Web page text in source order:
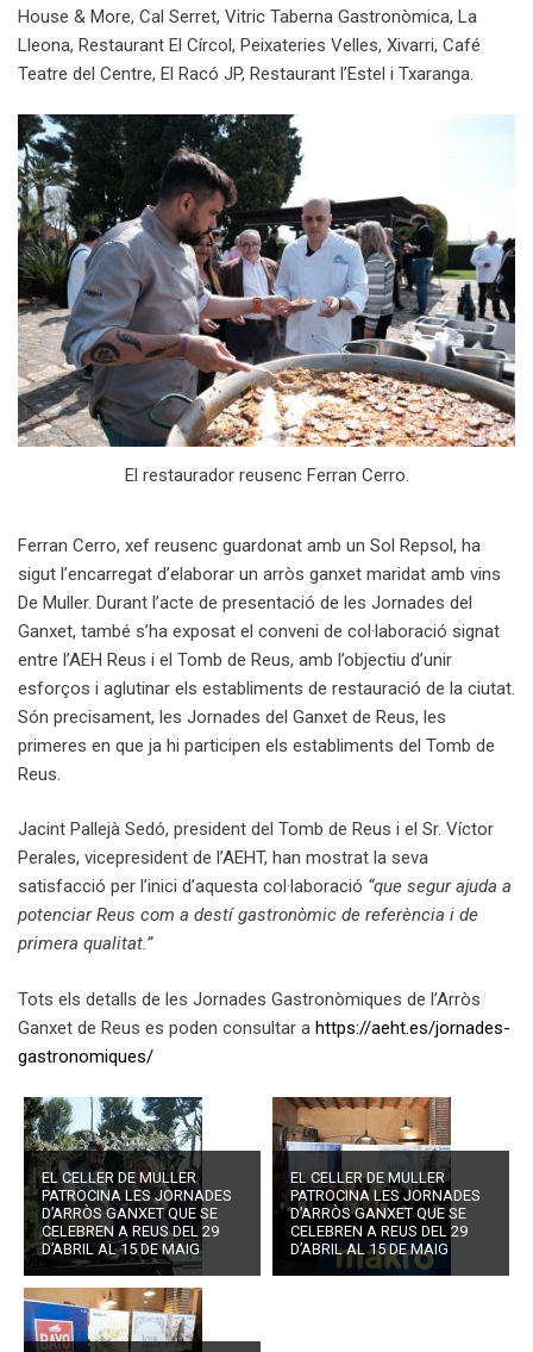
House & More, Cal Serret, Vitric Taberna Gastronòmica, La
Lleona, Restaurant El Círcol, Peixateries Velles, Xivarri, Café
Teatre del Centre, El Racó JP, Restaurant l’Estel i Txaranga.
El restaurador reusenc Ferran Cerro.
Ferran Cerro, xef reusenc guardonat amb un Sol Repsol, ha
sigut l’encarregat d’elaborar un arròs ganxet maridat amb vins
De Muller. Durant l’acte de presentació de les Jornades del
Ganxet, també s’ha exposat el conveni de col·laboració signat
entre l’AEH Reus i el Tomb de Reus, amb l’objectiu d’unir
esforços i aglutinar els establiments de restauració de la ciutat.
Són precisament, les Jornades del Ganxet de Reus, les
primeres en que ja hi participen els establiments del Tomb de
Reus.
Jacint Pallejà Sedó, president del Tomb de Reus i el Sr. Víctor
Perales, vicepresident de l’AEHT, han mostrat la seva
satisfacció per l’inici d’aquesta col·laboració “que segur ajuda a
potenciar Reus com a destí gastronòmic de referència i de
primera qualitat.”
Tots els detalls de les Jornades Gastronòmiques de l’Arròs
Ganxet de Reus es poden consultar a https://aeht.es/jornades-
gastronomiques/
EL CELLER DE MULLER
PATROCINA LES JORNADES
D’ARRÒS GANXET QUE SE
CELEBREN A REUS DEL 29
D’ABRIL AL 15 DE MAIG
EL CELLER DE MULLER
PATROCINA LES JORNADES
D’ARRÒS GANXET QUE SE
CELEBREN A REUS DEL 29
D’ABRIL AL 15 DE MAIG